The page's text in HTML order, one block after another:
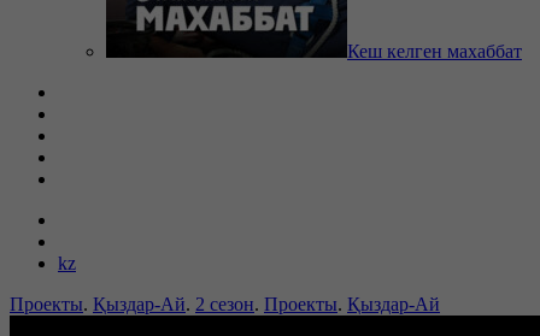
Кеш келген махаббат
kz
Проекты. Қыздар-Ай. 2 сезон. Проекты. Қыздар-Ай